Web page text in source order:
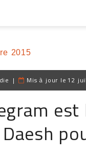
2015
| Mis à jour le 12